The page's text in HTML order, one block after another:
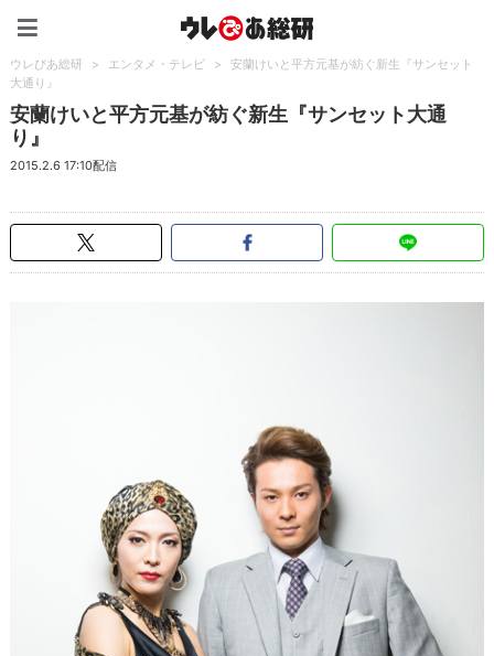
ウレぴあ総研 > エンタメ・テレビ >
安蘭けいと平方元基が紡ぐ新生『サンセット
大通り』
安蘭けいと平方元基が紡ぐ新生『サンセット大通
り』
2015.2.6 17:10配信